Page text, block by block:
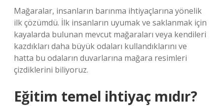
Mağaralar, insanların barınma ihtiyaçlarına yönelik
ilk çözümdü. İlk insanların uyumak ve saklanmak için
kayalarda bulunan mevcut mağaraları veya kendileri
kazdıkları daha büyük odaları kullandıklarını ve
hatta bu odaların duvarlarına mağara resimleri
çizdiklerini biliyoruz.
Eğitim temel ihtiyaç mıdır?